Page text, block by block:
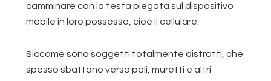
camminare con la testa piegata sul dispositivo
mobile in loro possesso, cioè il cellulare.
Siccome sono soggetti totalmente distratti, che
spesso sbattono verso pali, muretti e altri